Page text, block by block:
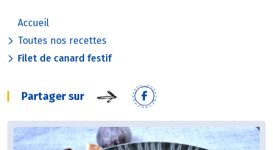
Accueil
Toutes nos recettes
Filet de canard festif
Partager sur